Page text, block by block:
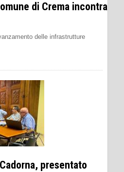
di Crema incontra
delle infrastrutture
presentato